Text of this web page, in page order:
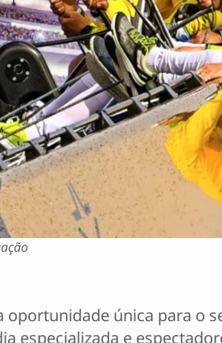
oportunidade única para o
especializada e